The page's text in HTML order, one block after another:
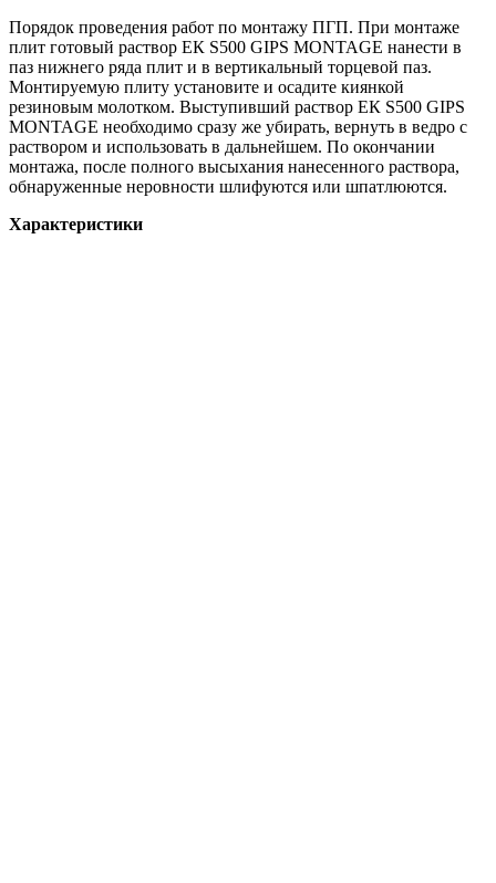
Порядок проведения работ по монтажу ПГП. При монтаже
плит готовый раствор ЕК S500 GIPS MONTAGE нанести в
паз нижнего ряда плит и в вертикальный торцевой паз.
Монтируемую плиту установите и осадите киянкой
резиновым молотком. Выступивший раствор ЕК S500 GIPS
MONTAGE необходимо сразу же убирать, вернуть в ведро с
раствором и использовать в дальнейшем. По окончании
монтажа, после полного высыхания нанесенного раствора,
обнаруженные неровности шлифуются или шпатлюются.
Характеристики